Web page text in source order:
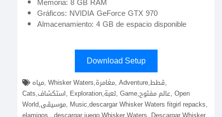
Gráficos: NVIDIA GeForce GTX 970
Almacenamiento: 4 GB de espacio disponible
Download Setup
Cats,استكشاف, Exploration,لعبة, Game,عالم مفتوح, Open
World,موسيقى, Music,descargar Whisker Waters fitgirl repacks,